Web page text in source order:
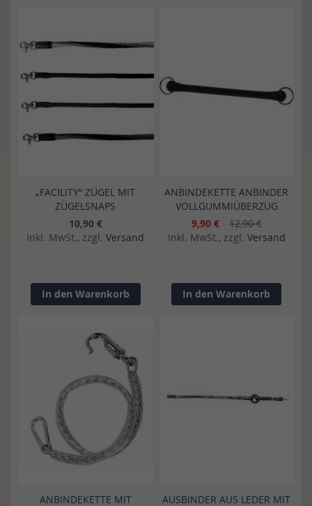
„FACILITY“ ZÜGEL MIT
ZÜGELSNAPS
10,90 €
Inkl. MwSt., zzgl. Versand
In den Warenkorb
ANBINDEKETTE ANBINDER
VOLLGUMMIÜBERZUG
9,90 €
12,90 €
Inkl. MwSt., zzgl. Versand
In den Warenkorb
ANBINDEKETTE MIT
AUSBINDER AUS LEDER MIT